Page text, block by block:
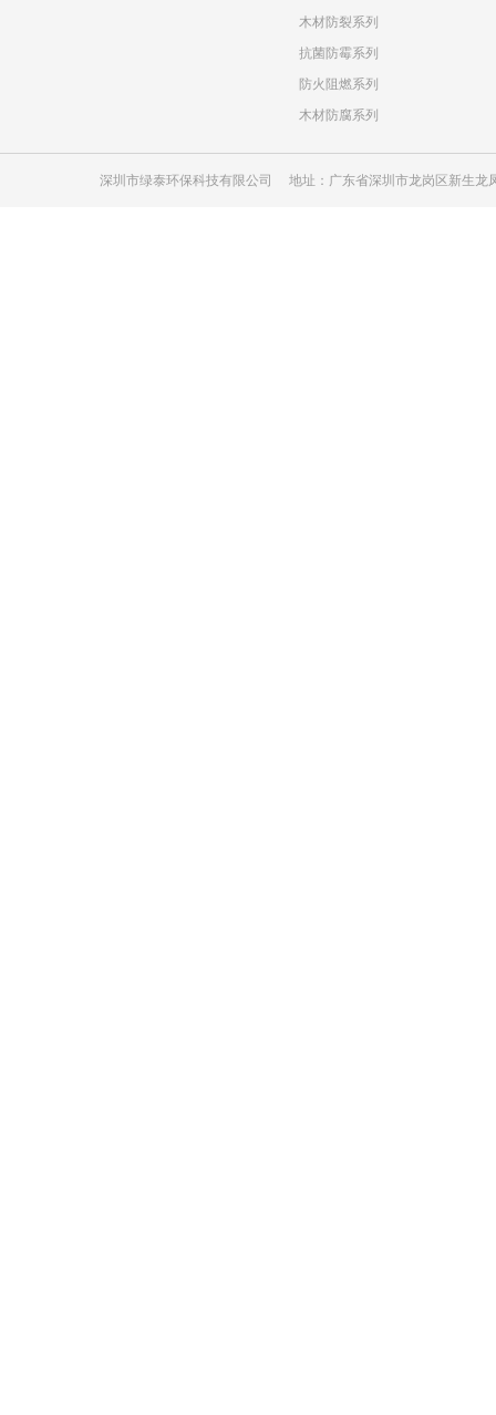
木材防裂系列
抗菌防霉系列
防火阻燃系列
木材防腐系列
深圳市绿泰环保科技有限公司 地址：广东省深圳市龙岗区新生